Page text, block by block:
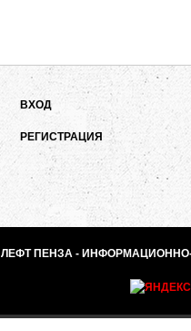
ВХОД
РЕГИСТРАЦИЯ
ЛЕФТ ПЕНЗА - ИНФОРМАЦИОННО-